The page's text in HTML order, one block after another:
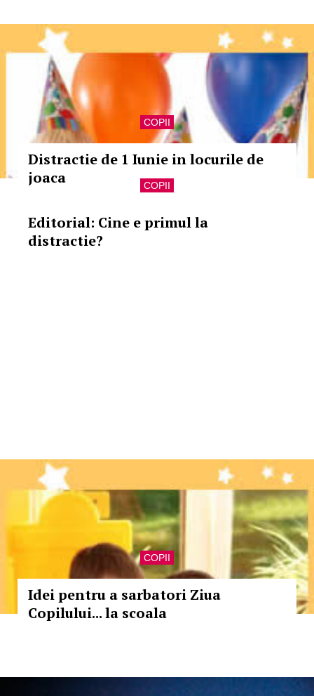
COPII
Distractie de 1 Iunie in locurile de
joaca
COPII
Editorial: Cine e primul la
distractie?
COPII
Idei pentru a sarbatori Ziua
Copilului... la scoala